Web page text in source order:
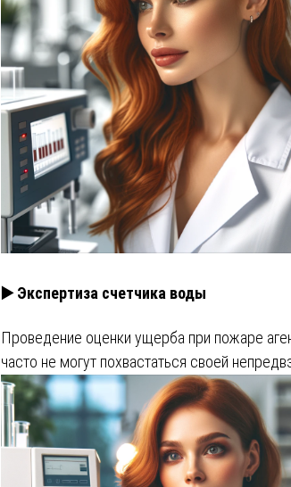
▶️ Экспертиза счетчика воды
Проведение оценки ущерба при пожаре
часто не могут похвастаться своей